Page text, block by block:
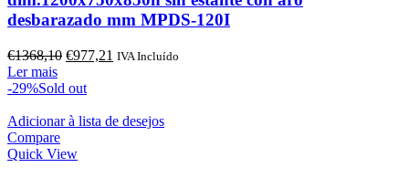
desbarazado mm MPDS-120I
€1368,10 O
original
€1368,10.
€977,21 O
€977,21.
IVA Incluído
Ler mais
-29%Sold out
Adicionar à lista de desejos
Compare
Quick View